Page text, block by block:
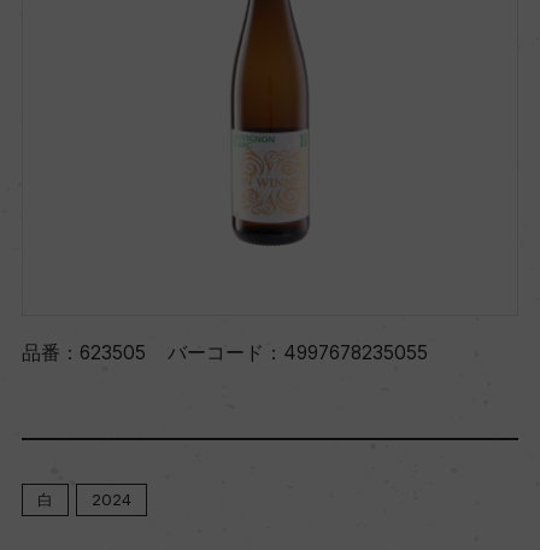
品番： 623505 バーコード： 4997678235055
白 2024